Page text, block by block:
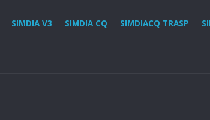
SIMDIA V3 SIMDIA CQ SIMDIACQ TRASP